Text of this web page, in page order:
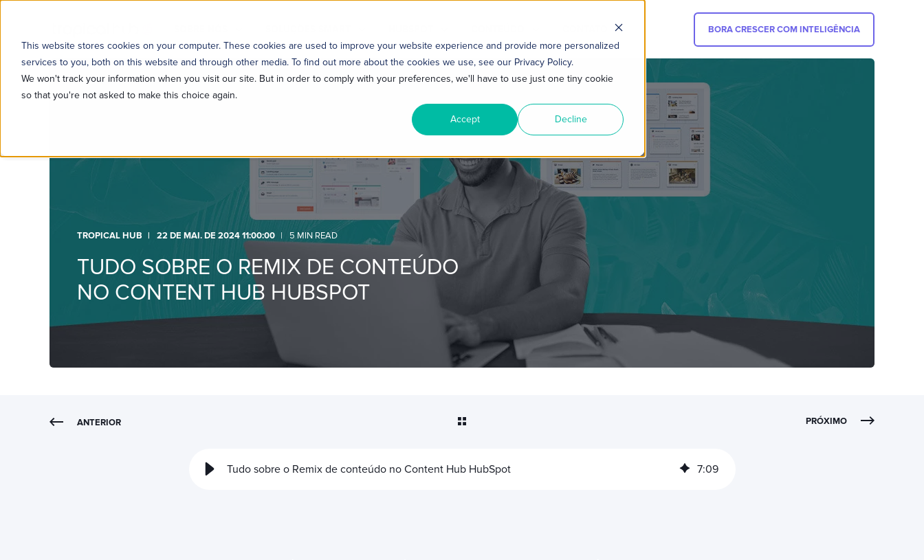
This website stores cookies on your computer. These cookies are used to improve your website experience and provide more personalized
services to you, both on this website and through other media. To find out more about the cookies we use, see our Privacy Policy.
We won't track your information when you visit our site. But in order to comply with your preferences, we'll have to use just one tiny cookie
so that you're not asked to make this choice again.
Accept Decline
BORA CRESCER COM INTELIGÊNCIA
TROPICAL HUB 22 DE MAI. DE 2024 11:00:00 5 MIN READ
TUDO SOBRE O REMIX DE CONTEÚDO
NO CONTENT HUB HUBSPOT
ANTERIOR PRÓXIMO
Tudo sobre o Remix de conteúdo no Content Hub HubSpot 7:09